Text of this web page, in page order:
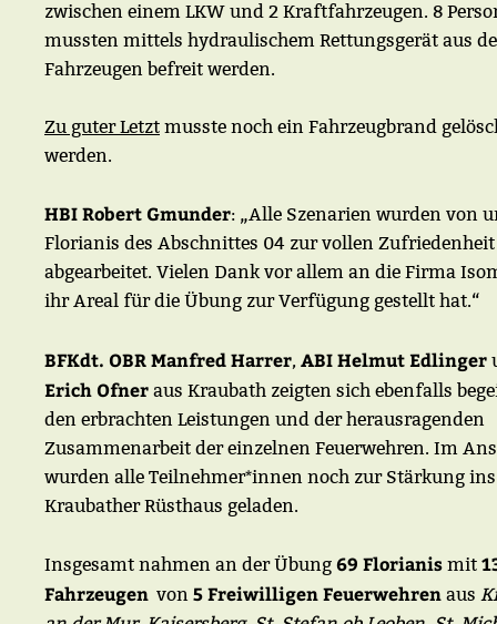
zwischen einem LKW und 2 Kraftfahrzeugen. 8
mussten mittels hydraulischem Rettungsgerät aus
Fahrzeugen befreit werden.
Zu guter Letzt musste noch ein Fahrzeugbrand
werden.
HBI Robert Gmunder: „Alle Szenarien wurden von
Florianis des Abschnittes 04 zur vollen Zufriedenheit
abgearbeitet. Vielen Dank vor allem an die Firma
ihr Areal für die Übung zur Verfügung gestellt hat.“
BFKdt. OBR Manfred Harrer, ABI Helmut Edlinger
Erich Ofner aus Kraubath zeigten sich ebenfalls
den erbrachten Leistungen und der herausragenden
Zusammenarbeit der einzelnen Feuerwehren. Im
wurden alle Teilnehmer*innen noch zur Stärkung ins
Kraubather Rüsthaus geladen.
Insgesamt nahmen an der Übung 69 Florianis mit
Fahrzeugen von 5 Freiwilligen Feuerwehren aus